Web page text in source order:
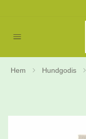
Hem Hundgodis